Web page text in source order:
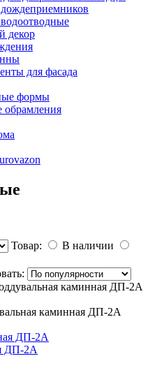
декор
для фасада
формы
Товар:
В наличии
ДП-2А